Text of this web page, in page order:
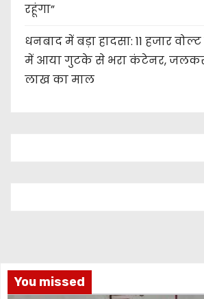
रहूंगा”
धनबाद में बड़ा हादसा: 11 हजार
में आया गुटके से भरा कंटेनर,
लाख का माल
You missed